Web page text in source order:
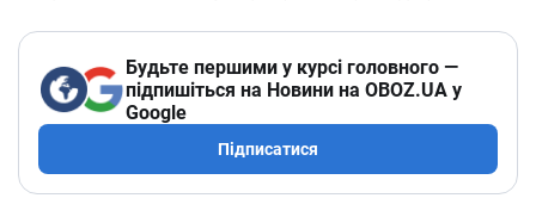
Будьте першими у курсі головного —
підпишіться на Новини на OBOZ.UA у
Google
Підписатися